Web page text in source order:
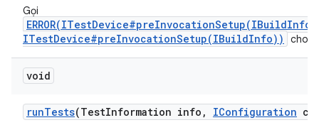
Gọi
ITestDevice#preInvocationSetup(IBuildInfo))
cho
void
runTests(TestInformation info , IConfiguration